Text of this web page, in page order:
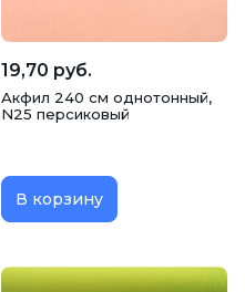
19,70 руб.
Акфил 240 см однотонный,
N25 персиковый
В корзину